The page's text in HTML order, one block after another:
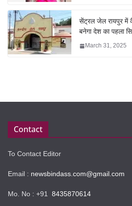
सेंट्रल जेल रायपुर में
बनेगा देश का पहला
March 31, 2025
Contact
To Contact Editor
Email : newsbindass.com@gmail.com
Mo. No : +91 8435870614